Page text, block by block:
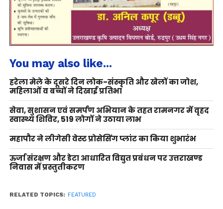
You may also like...
हरेला मेले के दूसरे दिन लोक-संस्कृति और खेलों का जोश,
महिलाओं व बच्चों ने दिखाई प्रतिभा
सेवा, सुशासन एवं समर्पण अभियान के तहत रामनगर में वृहद
स्वास्थ्य शिविर, 519 लोगों ने उठाया लाभ
महापौर ने लीगेसी वेस्ट प्रोसेसिंग प्लांट का किया शुभारंभ
ऊर्जा संरक्षण और डेटा आधारित विद्युत प्रबंधन पर उत्तराखण्ड
निवास में प्रस्तुतीकरण
RELATED TOPICS: FEATURED